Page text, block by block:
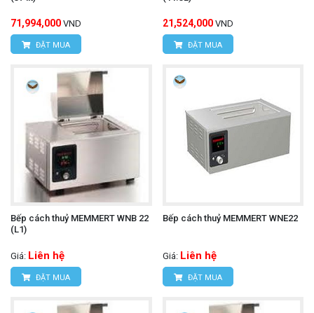
71,994,000 VND
ĐẶT MUA
21,524,000 VND
ĐẶT MUA
Bếp cách thuỷ MEMMERT WNB 22
(L1)
Giá: Liên hệ
ĐẶT MUA
Bếp cách thuỷ MEMMERT WNE22
Giá: Liên hệ
ĐẶT MUA